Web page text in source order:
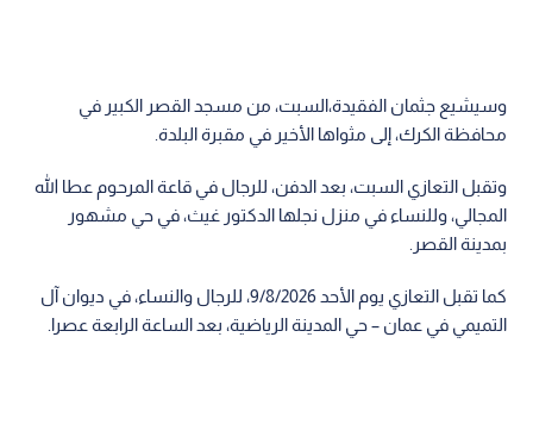
وسيشيع جثمان الفقيدة،السبت، من مسجد القصر الكبير في
محافظة الكرك، إلى مثواها الأخير في مقبرة البلدة.
وتقبل التعازي السبت، بعد الدفن، للرجال في قاعة المرحوم عطا الله
المجالي، وللنساء في منزل نجلها الدكتور غيث، في حي مشهور
بمدينة القصر.
كما تقبل التعازي يوم الأحد 9/8/2026، للرجال والنساء، في ديوان آل
التميمي في عمان – حي المدينة الرياضية، بعد الساعة الرابعة عصرا.